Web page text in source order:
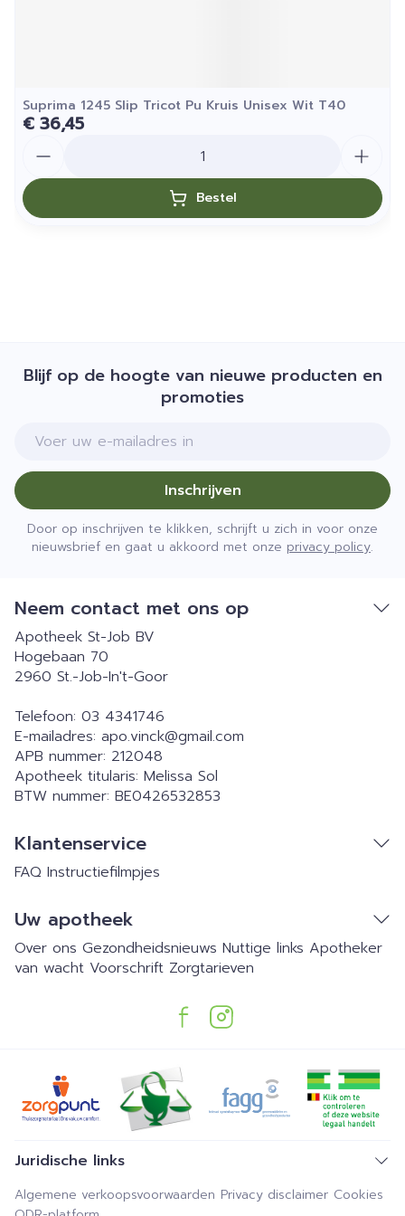
Suprima 1245 Slip Tricot Pu Kruis Unisex Wit T40
€ 36,45
Bestel
Blijf op de hoogte van nieuwe producten en
promoties
E-mail adres
Inschrijven
Door op inschrijven te klikken, schrijft u zich in voor onze
nieuwsbrief en gaat u akkoord met onze privacy policy.
Neem contact met ons op
Apotheek St-Job BV
Hogebaan 70
2960 St.-Job-In't-Goor
Telefoon: 03 4341746
E-mailadres: apo.vinck@gmail.com
APB nummer: 212048
Apotheek titularis: Melissa Sol
BTW nummer: BE0426532853
Klantenservice
FAQ Instructiefilmpjes
Uw apotheek
Over ons Gezondheidsnieuws Nuttige links Apotheker
van wacht Voorschrift Zorgtarieven
Juridische links
Algemene verkoopsvoorwaarden Privacy disclaimer Cookies